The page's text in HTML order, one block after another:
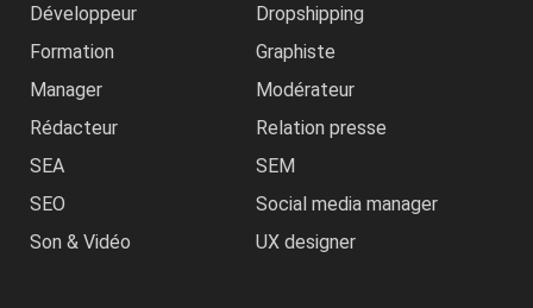
Développeur
Dropshipping
Formation
Graphiste
Manager
Modérateur
Rédacteur
Relation presse
SEA
SEM
SEO
Social media manager
Son & Vidéo
UX designer